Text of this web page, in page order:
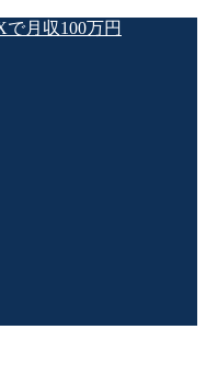
月収100万円